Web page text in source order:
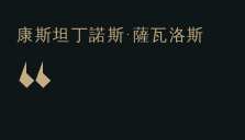
康斯坦丁諾斯·薩瓦洛斯
“